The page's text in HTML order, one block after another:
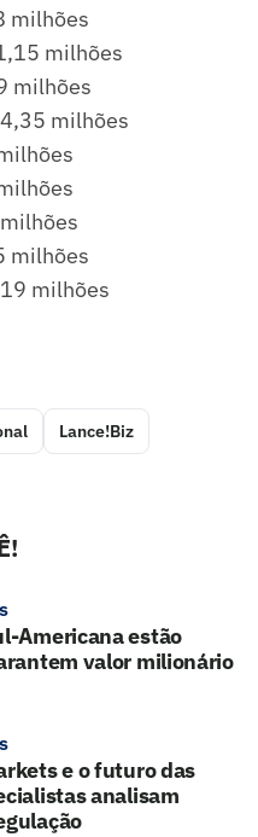
milhões
milhões
milhões
milhões
milhões
milhões
Lance!Biz
Americana estão
valor milionário
e o futuro das
analisam